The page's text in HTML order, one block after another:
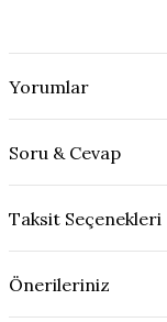
Yorumlar
Soru & Cevap
Taksit Seçenekleri
Önerileriniz